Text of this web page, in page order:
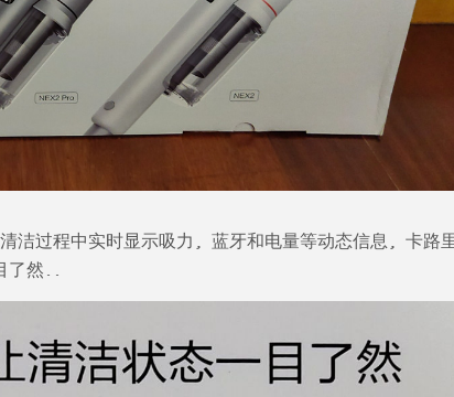
洁过程中实时显示吸力, 蓝牙和电量等动态信息, 卡路
了然..